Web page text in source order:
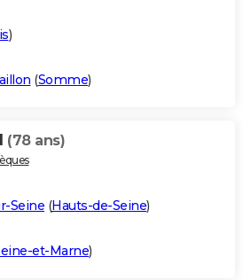
)
(Somme)
(78 ans)
Seine (Hauts-de-Seine)
et-Marne)